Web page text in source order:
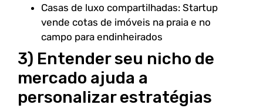
Casas de luxo compartilhadas: Startup
vende cotas de imóveis na praia e no
campo para endinheirados
3) Entender seu nicho de
mercado ajuda a
personalizar estratégias